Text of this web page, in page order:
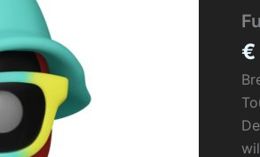
€